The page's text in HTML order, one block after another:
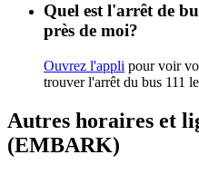
Quel est l'arrêt de
près de moi?
Ouvrez l'appli pour voir
trouver l'arrêt du bus 111
Autres horaires et
(EMBARK)